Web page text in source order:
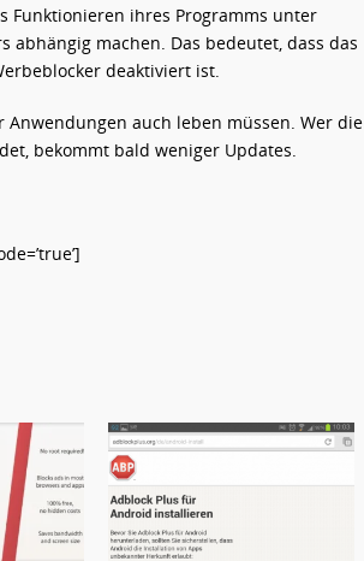
Funktionieren ihres Programms unter
abhängig machen. Das bedeutet, dass das
deaktiviert ist.
auch leben müssen. Wer die
bekommt bald weniger Updates.